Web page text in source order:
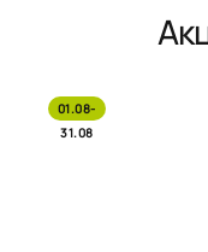
01.08-
31.08